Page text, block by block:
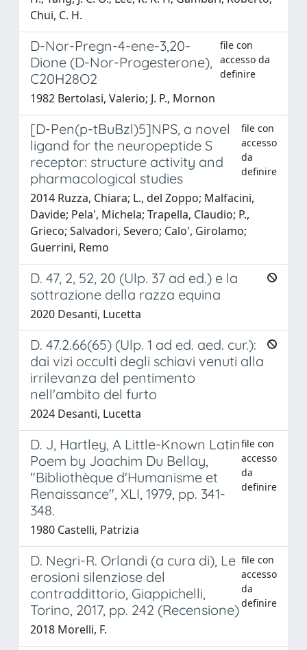
Chui, C. H.
D-Nor-Pregn-4-ene-3,20-
Dione (D-Nor-Progesterone),
C20H28O2
file con
accesso da
definire
1982 Bertolasi, Valerio; J. P., Mornon
[D-Pen(p-tBuBzl)5]NPS, a novel
ligand for the neuropeptide S
receptor: structure activity and
pharmacological studies
file con
accesso
da
definire
2014 Ruzza, Chiara; L., del Zoppo; Malfacini,
Davide; Pela', Michela; Trapella, Claudio; P.,
Grieco; Salvadori, Severo; Calo', Girolamo;
Guerrini, Remo
D. 47, 2, 52, 20 (Ulp. 37 ad ed.) e la
sottrazione della razza equina
2020 Desanti, Lucetta
D. 47.2.66(65) (Ulp. 1 ad ed. aed. cur.):
dai vizi occulti degli schiavi venuti alla
irrilevanza del pentimento
nell'ambito del furto
2024 Desanti, Lucetta
D. J, Hartley, A Little-Known Latin
Poem by Joachim Du Bellay,
"Bibliothèque d'Humanisme et
Renaissance", XLI, 1979, pp. 341-
348.
file con
accesso
da
definire
1980 Castelli, Patrizia
D. Negri-R. Orlandi (a cura di), Le
erosioni silenziose del
contraddittorio, Giappichelli,
Torino, 2017, pp. 242 (Recensione)
file con
accesso
da
definire
2018 Morelli, F.